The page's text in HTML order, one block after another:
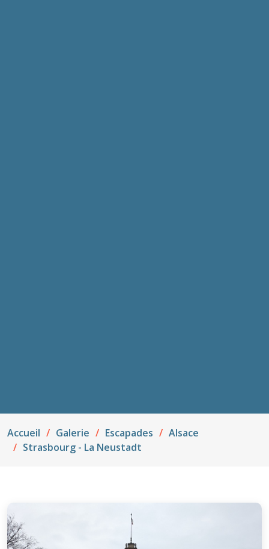
Accueil Galerie Escapades
Alsace
Strasbourg - La Neustadt